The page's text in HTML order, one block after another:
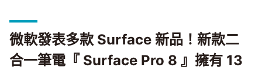
微軟發表多款 Surface 新品！新款二
合一筆電『 Surface Pro 8 』擁有 13